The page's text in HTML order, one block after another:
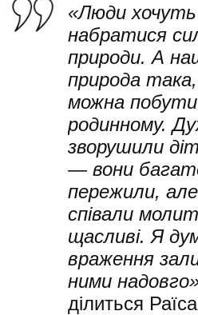
«Люди хочуть
набратися
природи. А
природа
можна
родинному.
зворушили
— вони
пережили,
співали
щасливі. Я
враження
ними
ділиться